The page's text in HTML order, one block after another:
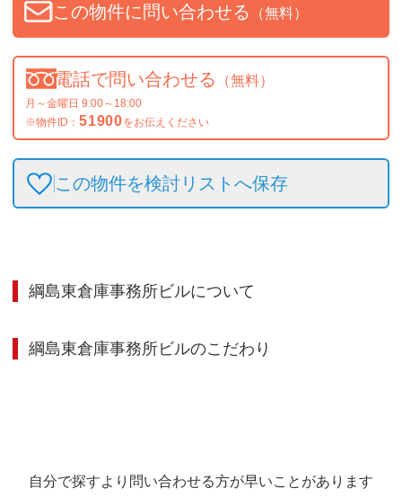
この物件に問い合わせる （無料）
電話で問い合わせる （無料）
月～金曜日 9:00～18:00
※物件ID： 51900をお伝えください
この物件を検討リストへ保存
綱島東倉庫事務所ビルについて
綱島東倉庫事務所ビルのこだわり
自分で探すより問い合わせる方が早いことがあります